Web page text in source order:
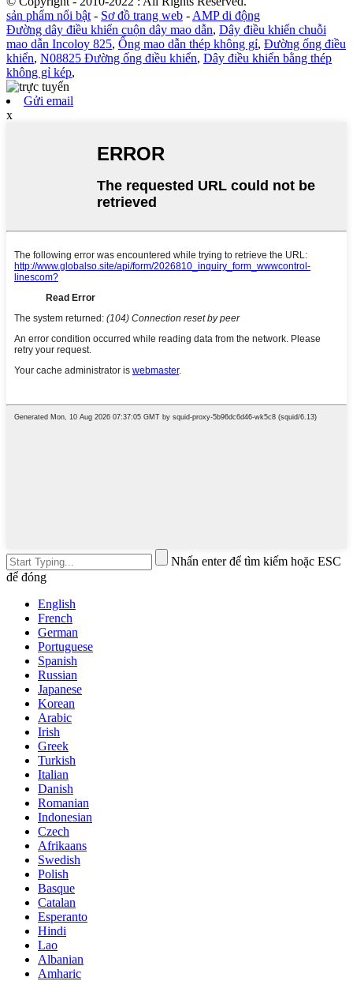
sản phẩm nổi bật - Sơ đồ trang web - AMP di động
Đường dây điều khiển cuộn dây mao dẫn, Dây điều khiển chuỗi
mao dẫn Incoloy 825, Ống mao dẫn thép không gỉ, Đường ống điều
khiển, N08825 Đường ống điều khiển, Dây điều khiển bằng thép
không gỉ kép,
Gửi email
x
Nhấn enter để tìm kiếm hoặc ESC
để đóng
English
French
German
Portuguese
Spanish
Russian
Japanese
Korean
Arabic
Irish
Greek
Turkish
Italian
Danish
Romanian
Indonesian
Czech
Afrikaans
Swedish
Polish
Basque
Catalan
Esperanto
Hindi
Lao
Albanian
Amharic